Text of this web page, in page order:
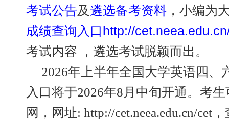
考试公告及遴选备考资料 ，小编为
成绩查询入口http://
考试内容 ，遴选考试脱颖而出。
2026年上半年全国大学英语四、
入口将于2026年8月中旬开通。考
网，网址: http://cet.neea.edu.cn/cet